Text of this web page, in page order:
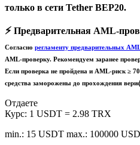
только в сети Tether BEP20.
⚡️ Предварительная AML-
Согласно регламенту предварительных
AML-проверку. Рекомендуем заранее
Если проверка не пройдена и AML-риск ≥
средства заморожены до прохождения
Отдаете
Курс: 1 USDT = 2.98 TRX
min.: 15 USDT max.: 100000